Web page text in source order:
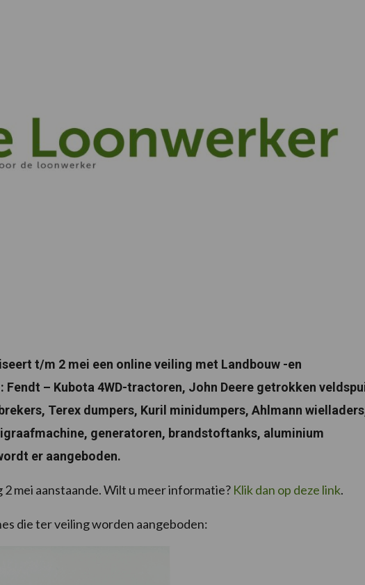
t/m 2 mei een online veiling met Landbouw -en
– Kubota 4WD-tractoren, John Deere getrokken
Terex dumpers, Kuril minidumpers, Ahlmann
generatoren, brandstoftanks, aluminium
er aangeboden.
mei aanstaande. Wilt u meer informatie? Klik dan op deze link.
die ter veiling worden aangeboden: